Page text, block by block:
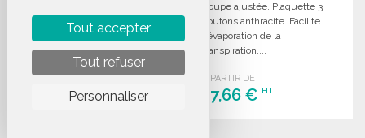
2 bandes verticales et 2
bandes horizontales
réfléchissantes 3M cousues
de 5cm. Col et...
A PARTIR DE
11,26 € HT
Coupe ajustée. Plaquette 3
boutons anthracite. Facilite
l'évaporation de la
transpiration....
A PARTIR DE
17,66 €HT
Tout accepter
Tout refuser
Personnaliser